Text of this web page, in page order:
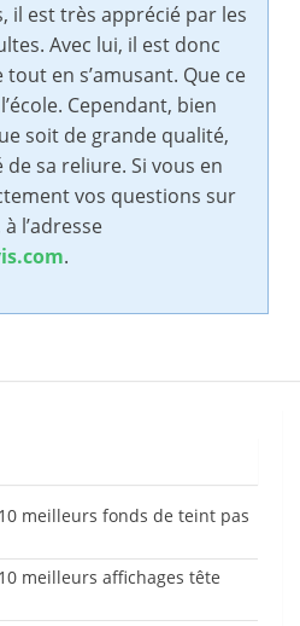
il est très apprécié par les
Avec lui, il est donc
en s’amusant. Que ce
Cependant, bien
soit de grande qualité,
sa reliure. Si vous en
vos questions sur
l’adresse
.
meilleurs fonds de teint pas
meilleurs affichages tête